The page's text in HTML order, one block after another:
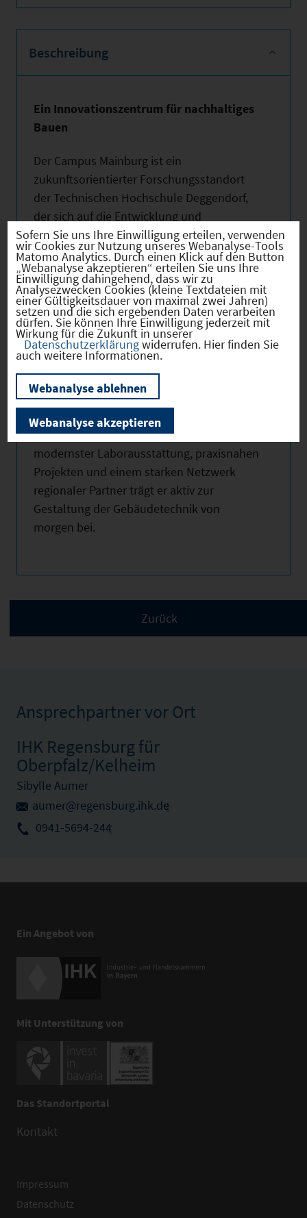
Beschreibung
Ein Innovationszentrum für nachhaltiges
Bauen
Der Campus Mainburg ist ein
zukunftsorientierter Forschungsstandort
der Technischen Hochschule Deggendorf,
der sich auf die Entwicklung und
Umsetzung intelligenter Lösungen im
Bereich des nachhaltigen Bauens
spezialisiert hat. Mit einem klaren Fokus auf
Nachhaltigkeit, Digitalisierung und
Energieeffizienz vereint der Campus
interdisziplinäre Expertise aus Wissenschaft
und Industrie.
Der Campus Mainburg der Technischen
Hochschule Deggendorf versteht sich als
Brücke zwischen akademischer Forschung
und industrieller Anwendung. Mit
modernster Laborausstattung, praxisnahen
Projekten und einem starken Netzwerk
regionaler Partner trägt er aktiv zur
Gestaltung der Gebäudetechnik von
morgen bei.
Ansprechpartner vor Ort
IHK Regensburg für
Oberpfalz/Kelheim
Sibylle Aumer
aumer@regensburg.ihk.de
0941-5694-244
Ein Angebot von
Mit Unterstützung von
Das Standortportal
Kontakt
Impressum
Datenschutz
Sofern Sie uns Ihre Einwilligung erteilen, verwenden
wir Cookies zur Nutzung unseres Webanalyse-Tools
Matomo Analytics. Durch einen Klick auf den Button
„Webanalyse akzeptieren“ erteilen Sie uns Ihre
Einwilligung dahingehend, dass wir zu
Analysezwecken Cookies (kleine Textdateien mit
einer Gültigkeitsdauer von maximal zwei Jahren)
setzen und die sich ergebenden Daten verarbeiten
dürfen. Sie können Ihre Einwilligung jederzeit mit
Wirkung für die Zukunft in unserer
Datenschutzerklärungwiderrufen. Hier finden Sie
auch weitere Informationen.
Webanalyse ablehnen
Webanalyse akzeptieren